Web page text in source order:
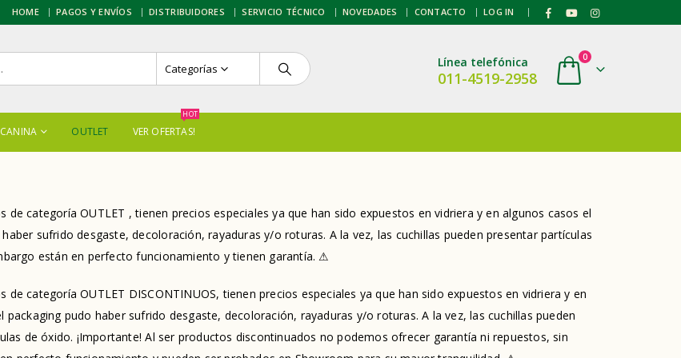
HOME PAGOS Y ENVÍOS DISTRIBUIDORES SERVICIO TÉCNICO NOVEDADES CONTACTO LOG IN |
Categorías Línea telefónica
011-4519-2958
0
OUTLET VER OFERTAS!
HOT
de categoría OUTLET , tienen precios especiales ya que han sido expuestos en vidriera y en algunos casos el
sufrido desgaste, decoloración, rayaduras y/o roturas. A la vez, las cuchillas pueden presentar partículas
están en perfecto funcionamiento y tienen garantía. ⚠
categoría OUTLET DISCONTINUOS, tienen precios especiales ya que han sido expuestos en vidriera y en
packaging pudo haber sufrido desgaste, decoloración, rayaduras y/o roturas. A la vez, las cuchillas pueden
de óxido. ¡Importante! Al ser productos discontinuados no podemos ofrecer garantía ni repuestos, sin